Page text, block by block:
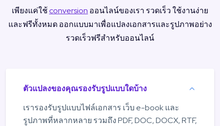
เพียงแค่ใช้conversion ออนไลน์ของเรา รวดเร็ว ใช้งานง่าย
และฟรีทั้งหมด ออกแบบมาเพื่อแปลงเอกสารและรูปภาพอย่าง
รวดเร็วฟรีสำหรับออนไลน์
ตัวแปลงของคุณรองรับรูปแบบใดบ้าง
เรารองรับรูปแบบไฟล์เอกสาร เว็บ e-book และ
รูปภาพที่หลากหลาย รวมถึง PDF, DOC, DOCX, RTF,